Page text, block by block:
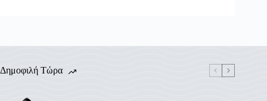
Δημοφιλή Τώρα